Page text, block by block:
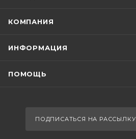
КОМПАНИЯ
ИНФОРМАЦИЯ
ПОМОЩЬ
ПОДПИСАТЬСЯ НА РАССЫЛКУ